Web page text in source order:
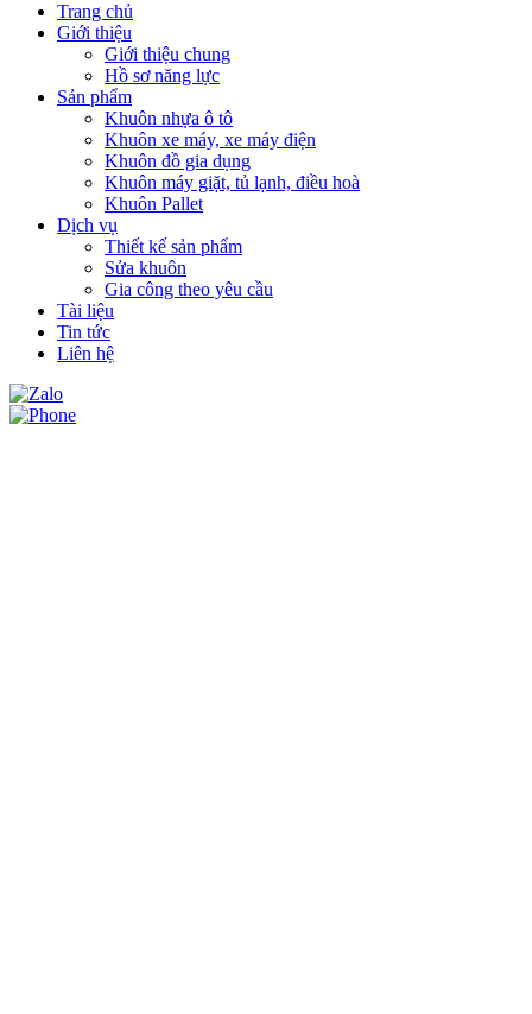
Trang chủ
Giới thiệu
Giới thiệu chung
Hồ sơ năng lực
Sản phẩm
Khuôn nhựa ô tô
Khuôn xe máy, xe máy điện
Khuôn đồ gia dụng
Khuôn máy giặt, tủ lạnh, điều hoà
Khuôn Pallet
Dịch vụ
Thiết kế sản phẩm
Sửa khuôn
Gia công theo yêu cầu
Tài liệu
Tin tức
Liên hệ